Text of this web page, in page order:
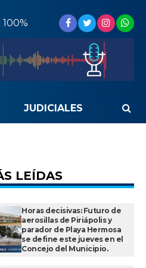
100%
JUDICIALES
LEÍDAS
Horas decisivas: Futuro de
aerosillas de Piriápolis y
parador de Playa Hermosa
se define este jueves en el
Concejo del Municipio.